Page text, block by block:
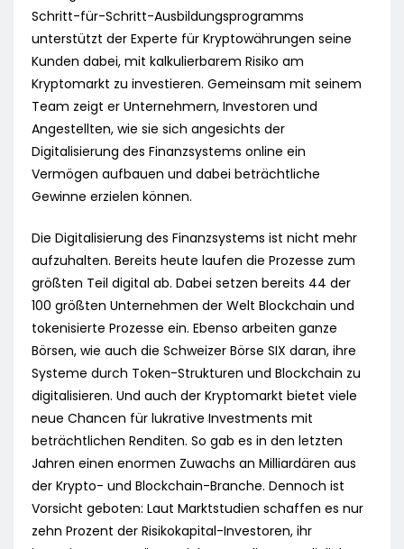
Schritt-für-Schritt-Ausbildungsprogramms
unterstützt der Experte für Kryptowährungen seine
Kunden dabei, mit kalkulierbarem Risiko am
Kryptomarkt zu investieren. Gemeinsam mit seinem
Team zeigt er Unternehmern, Investoren und
Angestellten, wie sie sich angesichts der
Digitalisierung des Finanzsystems online ein
Vermögen aufbauen und dabei beträchtliche
Gewinne erzielen können.
Die Digitalisierung des Finanzsystems ist nicht mehr
aufzuhalten. Bereits heute laufen die Prozesse zum
größten Teil digital ab. Dabei setzen bereits 44 der
100 größten Unternehmen der Welt Blockchain und
tokenisierte Prozesse ein. Ebenso arbeiten ganze
Börsen, wie auch die Schweizer Börse SIX daran, ihre
Systeme durch Token-Strukturen und Blockchain zu
digitalisieren. Und auch der Kryptomarkt bietet viele
neue Chancen für lukrative Investments mit
beträchtlichen Renditen. So gab es in den letzten
Jahren einen enormen Zuwachs an Milliardären aus
der Krypto- und Blockchain-Branche. Dennoch ist
Vorsicht geboten: Laut Marktstudien schaffen es nur
zehn Prozent der Risikokapital-Investoren, ihr